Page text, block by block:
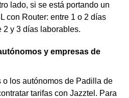
lado, si se está portando un
con Router: entre 1 o 2 días
2 y 3 días laborables.
y empresas de
los autónomos de Padilla de
tarifas con Jazztel. Para